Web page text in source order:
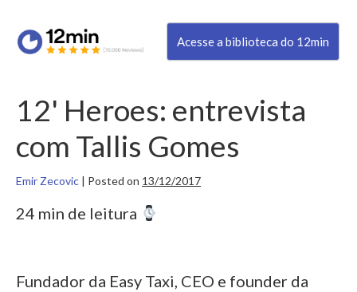
Acesse a biblioteca do 12min
12' Heroes: entrevista
com Tallis Gomes
Emir Zecovic | Posted on 13/12/2017
24 min de leitura
Fundador da Easy Taxi, CEO e founder da